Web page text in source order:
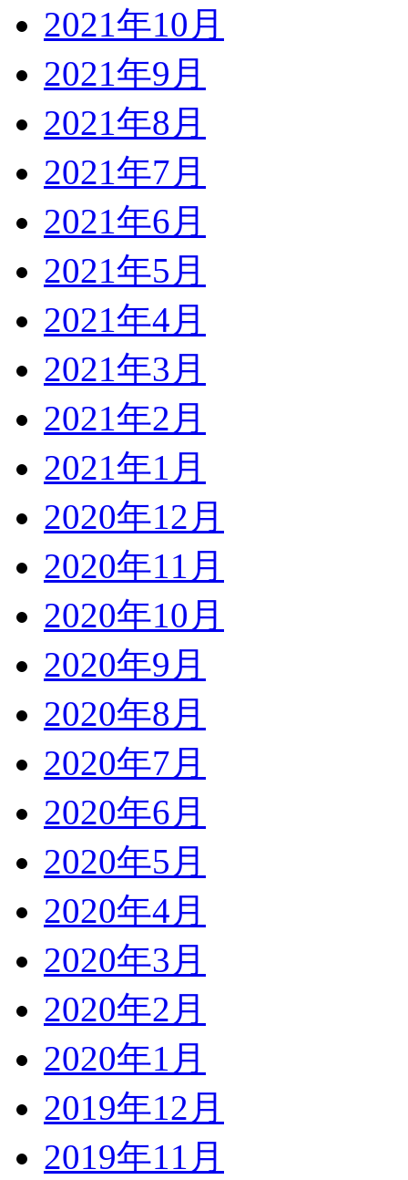
2021年10月
2021年9月
2021年8月
2021年7月
2021年6月
2021年5月
2021年4月
2021年3月
2021年2月
2021年1月
2020年12月
2020年11月
2020年10月
2020年9月
2020年8月
2020年7月
2020年6月
2020年5月
2020年4月
2020年3月
2020年2月
2020年1月
2019年12月
2019年11月